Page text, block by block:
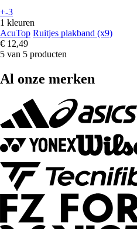
+-3
1 kleuren
AcuTop Ruitjes plakband (x9)
€ 12,49
5 van 5 producten
Al onze merken